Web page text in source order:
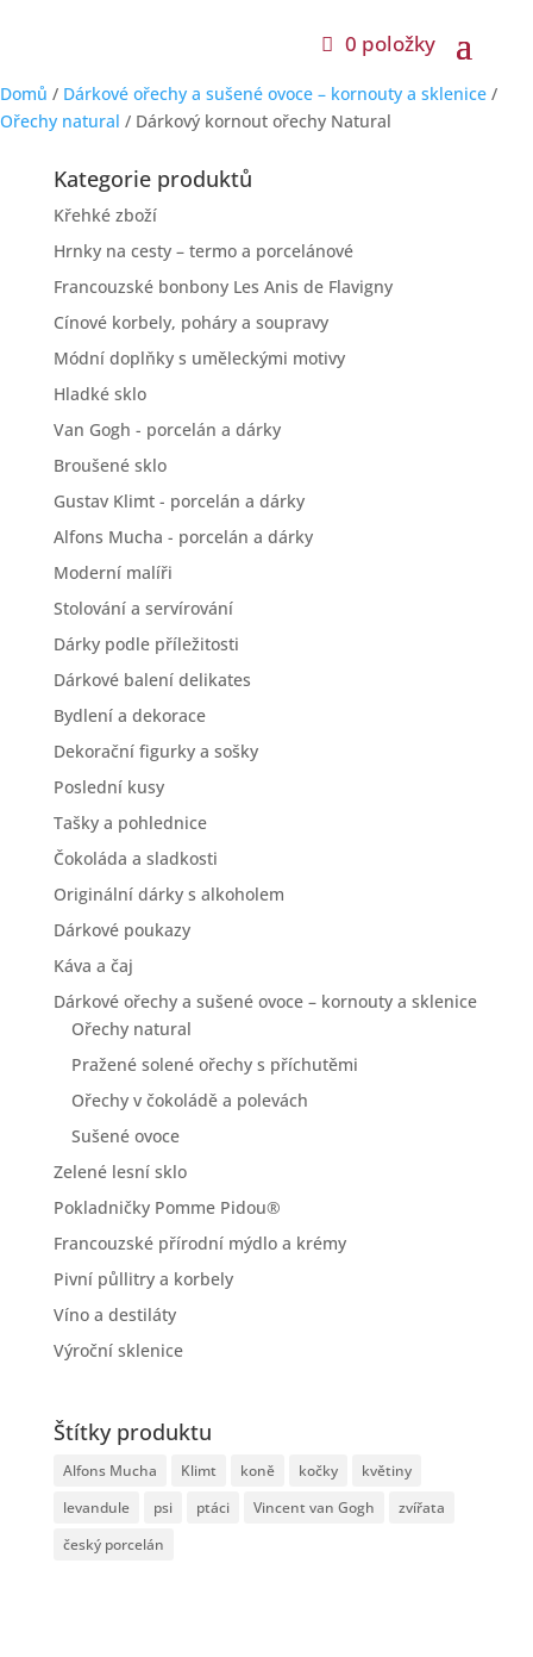
0 položky
Domů / Dárkové ořechy a sušené ovoce – kornouty a sklenice /
Ořechy natural / Dárkový kornout ořechy Natural
Kategorie produktů
Křehké zboží
Hrnky na cesty – termo a porcelánové
Francouzské bonbony Les Anis de Flavigny
Cínové korbely, poháry a soupravy
Módní doplňky s uměleckými motivy
Hladké sklo
Van Gogh - porcelán a dárky
Broušené sklo
Gustav Klimt - porcelán a dárky
Alfons Mucha - porcelán a dárky
Moderní malíři
Stolování a servírování
Dárky podle příležitosti
Dárkové balení delikates
Bydlení a dekorace
Dekorační figurky a sošky
Poslední kusy
Tašky a pohlednice
Čokoláda a sladkosti
Originální dárky s alkoholem
Dárkové poukazy
Káva a čaj
Dárkové ořechy a sušené ovoce – kornouty a sklenice
Ořechy natural
Pražené solené ořechy s příchutěmi
Ořechy v čokoládě a polevách
Sušené ovoce
Zelené lesní sklo
Pokladničky Pomme Pidou®
Francouzské přírodní mýdlo a krémy
Pivní půllitry a korbely
Víno a destiláty
Výroční sklenice
Štítky produktu
Alfons Mucha Klimt koně kočky
květiny
levandule
psi ptáci Vincent van Gogh
zvířata
český porcelán